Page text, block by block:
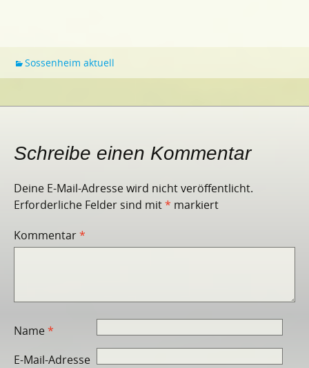
Sossenheim aktuell
Schreibe einen Kommentar
Deine E-Mail-Adresse wird nicht veröffentlicht.
Erforderliche Felder sind mit* markiert
Kommentar*
Name*
E-Mail-Adresse